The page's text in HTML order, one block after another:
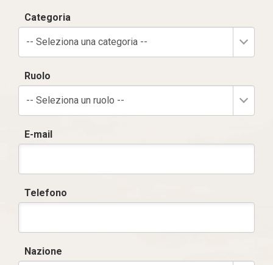
Categoria
-- Seleziona una categoria --
Ruolo
-- Seleziona un ruolo --
E-mail
Telefono
Nazione